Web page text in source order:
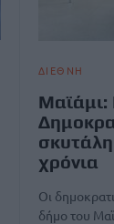
ΔΙΕΘΝΗ
Μαϊάμι:
χρόνια
Οι
δήμο του